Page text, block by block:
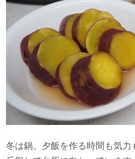
冬は鍋。夕飯を作る時間も気